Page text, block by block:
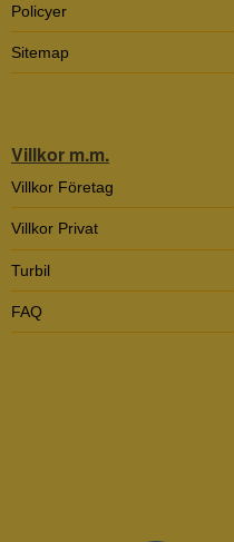
Policyer
Sitemap
Villkor m.m.
Villkor Företag
Villkor Privat
Turbil
FAQ